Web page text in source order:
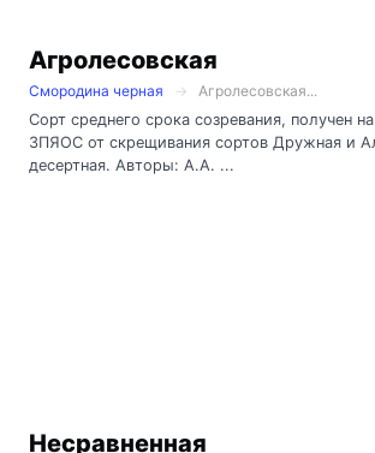
Агролесовская
Смородина черная
Агролесовская...
Сорт среднего срока созревания, получен
ЗПЯОС от скрещивания сортов Дружная и
десертная. Авторы: А.А. ...
Несравненная